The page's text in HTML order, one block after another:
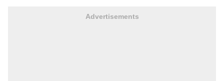
Advertisements